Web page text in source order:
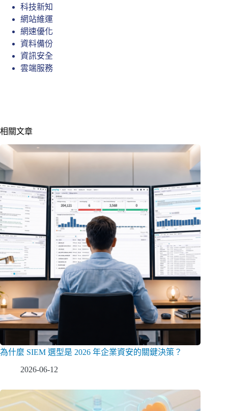
科技新知
網站維運
網速優化
資料備份
資訊安全
雲端服務
相關文章
為什麼 SIEM 選型是 2026 年企業資安的關鍵決策？
2026-06-12